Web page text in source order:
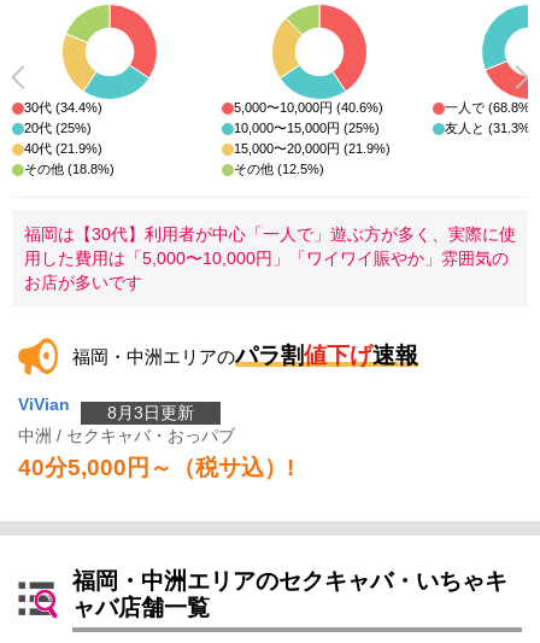
30代 (34.4%)
20代 (25%)
40代 (21.9%)
その他 (18.8%)
5,000〜10,000円 (40.6%)
10,000〜15,000円 (25%)
15,000〜20,000円 (21.9%)
その他 (12.5%)
一人で (68.8%)
友人と (31.3%)
福岡は【30代】利用者が中心「一人で」遊ぶ方が多く、実際に使
用した費用は「5,000〜10,000円」「ワイワイ賑やか」雰囲気の
お店が多いです
福岡・中洲エリアのパラ割値下げ速報
ViVian
8月3日更新
中洲 / セクキャバ・おっパブ
40分5,000円～（税サ込）!
福岡・中洲エリアのセクキャバ・いちゃキ
ャバ店舗一覧